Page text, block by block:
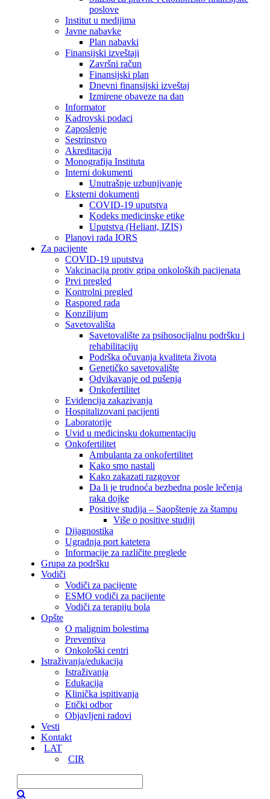
poslove
Institut u medijima
Javne nabavke
Plan nabavki
Finansijski izveštaji
Završni račun
Finansijski plan
Dnevni finansijski izveštaj
Izmirene obaveze na dan
Informator
Kadrovski podaci
Zaposlenje
Sestrinstvo
Akreditacija
Monografija Instituta
Interni dokumenti
Unutrašnje uzbunjivanje
Eksterni dokumenti
COVID-19 uputstva
Kodeks medicinske etike
Uputstva (Heliant, IZIS)
Planovi rada IORS
Za pacijente
COVID-19 uputstva
Vakcinacija protiv gripa onkoloških pacijenata
Prvi pregled
Kontrolni pregled
Raspored rada
Konzilijum
Savetovališta
Savetovalište za psihosocijalnu podršku i
rehabilitaciju
Podrška očuvanja kvaliteta života
Genetičko savetovalište
Odvikavanje od pušenja
Onkofertilitet
Evidencija zakazivanja
Hospitalizovani pacijenti
Laboratorije
Uvid u medicinsku dokumentaciju
Onkofertilitet
Ambulanta za onkofertilitet
Kako smo nastali
Kako zakazati razgovor
Da li je trudnoća bezbedna posle lečenja
raka dojke
Positive studija – Saopštenje za štampu
Više o positive studiji
Dijagnostika
Ugradnja port katetera
Informacije za različite preglede
Grupa za podršku
Vodiči
Vodiči za pacijente
ESMO vodiči za pacijente
Vodiči za terapiju bola
Opšte
O malignim bolestima
Preventiva
Onkološki centri
Istraživanja/edukacija
Istraživanja
Edukacija
Klinička ispitivanja
Etički odbor
Objavljeni radovi
Vesti
Kontakt
LAT
CIR